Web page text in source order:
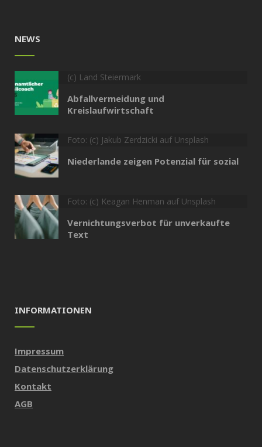
NEWS
(c) Land Steiermark
Abfallvermeidung und
Kreislaufwirtschaft
Foto: (c) Jakub Zerdzicki auf Unsplash
Niederlande zeigen Potenzial für sozial
Foto: (c) Keagan Henman auf Unsplash
Vernichtungsverbot für unverkaufte
Text
INFORMATIONEN
Impressum
Datenschutzerklärung
Kontakt
AGB